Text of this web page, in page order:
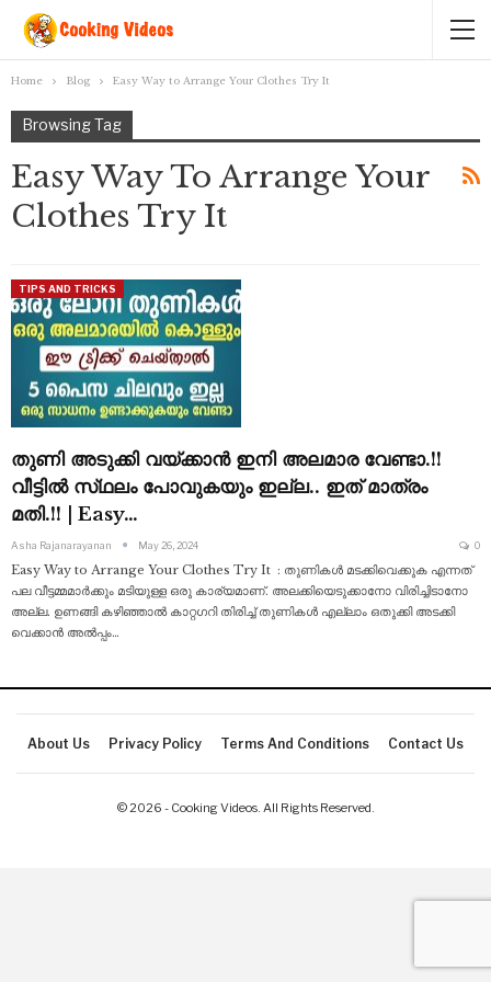
Home Blog Easy Way to Arrange Your Clothes Try It
Browsing Tag
Easy Way To Arrange Your
Clothes Try It
TIPS AND TRICKS
തുണി അടുക്കി വയ്ക്കാൻ ഇനി അലമാര വേണ്ടാ.!!
വീട്ടിൽ സ്‌ഥലം പോവുകയും ഇല്ല.. ഇത് മാത്രം
മതി.!! | Easy…
Asha Rajanarayanan May 26, 2024 0
Easy Way to Arrange Your Clothes Try It : തുണികൾ മടക്കിവെക്കുക എന്നത്
പല വീട്ടമ്മമാർക്കും മടിയുള്ള ഒരു കാര്യമാണ്. അലക്കിയെടുക്കാനോ വിരിച്ചിടാനോ
അല്ല. ഉണങ്ങി കഴിഞ്ഞാൽ കാറ്റഗറി തിരിച്ച് തുണികൾ എല്ലാം ഒതുക്കി അടക്കി
വെക്കാൻ അൽപ്പം…
About Us Privacy Policy Terms And Conditions Contact Us
© 2026 - Cooking Videos. All Rights Reserved.